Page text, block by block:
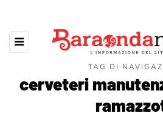
TAG DI
cerveteri